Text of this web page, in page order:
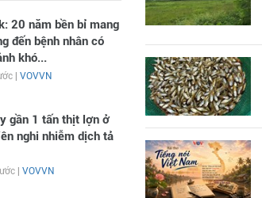
20 năm bền bỉ mang
đến bệnh nhân có
khó...
| VOVVN
gần 1 tấn thịt lợn ở
nghi nhiễm dịch tả
| VOVVN